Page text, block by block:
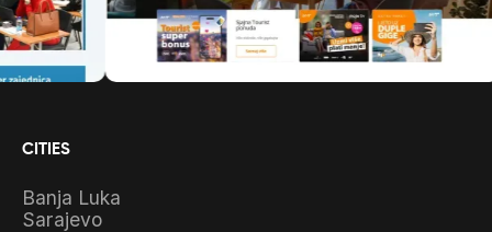
CITIES
Banja Luka
Sarajevo